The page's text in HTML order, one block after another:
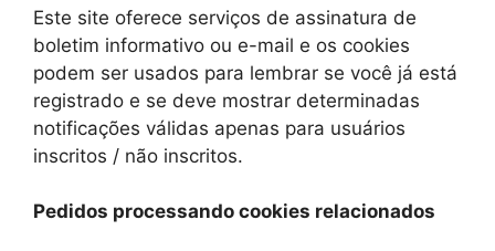
Este site oferece serviços de assinatura de
boletim informativo ou e-mail e os cookies
podem ser usados ​​para lembrar se você já está
registrado e se deve mostrar determinadas
notificações válidas apenas para usuários
inscritos / não inscritos.
Pedidos processando cookies relacionados